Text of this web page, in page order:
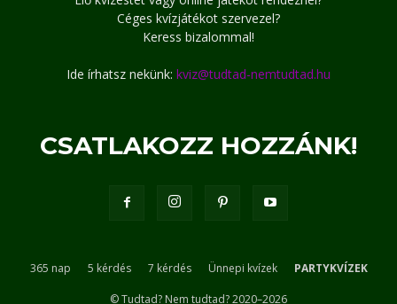
Céges kvízjátékot szervezel?
Keress bizalommal!
Ide írhatsz nekünk: kviz@tudtad-nemtudtad.hu
CSATLAKOZZ HOZZÁNK!
365 nap 5 kérdés 7 kérdés Ünnepi kvízek PARTYKVÍZEK
© Tudtad? Nem tudtad? 2020–2026